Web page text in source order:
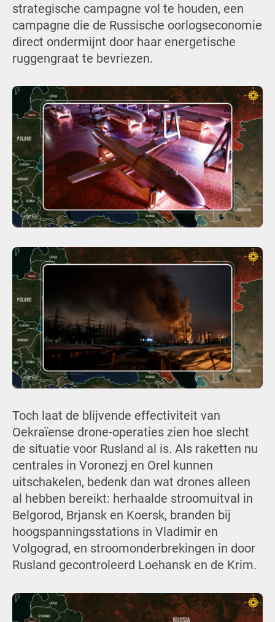
strategische campagne vol te houden, een
campagne die de Russische oorlogseconomie
direct ondermijnt door haar energetische
ruggengraat te bevriezen.
Toch laat de blijvende effectiviteit van
Oekraïense drone-operaties zien hoe slecht
de situatie voor Rusland al is. Als raketten nu
centrales in Voronezj en Orel kunnen
uitschakelen, bedenk dan wat drones alleen
al hebben bereikt: herhaalde stroomuitval in
Belgorod, Brjansk en Koersk, branden bij
hoogspanningsstations in Vladimir en
Volgograd, en stroomonderbrekingen in door
Rusland gecontroleerd Loehansk en de Krim.